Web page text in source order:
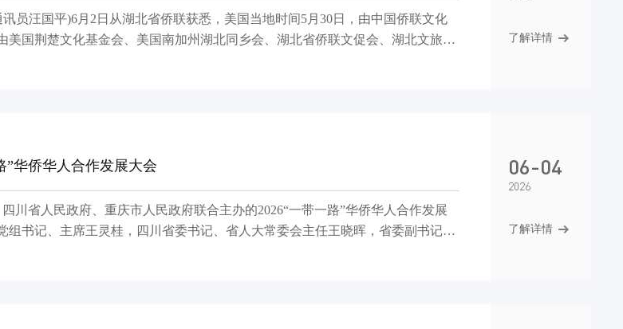
员汪国平)6月2日从湖北省侨联获悉，美国当地时间5月30日，由中国侨联文化
美国荆楚文化基金会、美国南加州湖北同乡会、湖北省侨联文促会、湖北文旅集
了解详情
”华侨华人合作发展大会
组书记、主席王灵桂，四川省委书记、省人大常委会主任王晓晖，省委副书记、
06-04
2026
了解详情